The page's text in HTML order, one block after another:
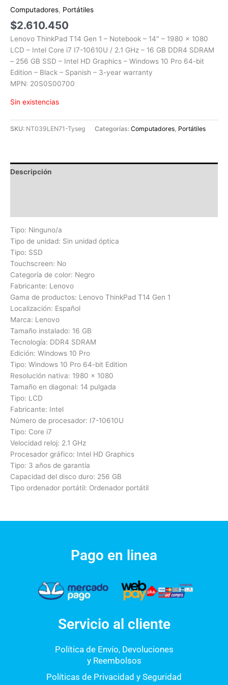
Computadores, Portátiles
$2.610.450
Lenovo ThinkPad T14 Gen 1 – Notebook – 14″ – 1980 x 1080
LCD – Intel Core i7 I7-10610U / 2.1 GHz – 16 GB DDR4 SDRAM
– 256 GB SSD – Intel HD Graphics – Windows 10 Pro 64-bit
Edition – Black – Spanish – 3-year warranty
MPN: 20S0S00700
Sin existencias
SKU: NT039LEN71-Tyseg Categorías: Computadores, Portátiles
Descripción
Tipo: Ninguno/a
Tipo de unidad: Sin unidad óptica
Tipo: SSD
Touchscreen: No
Categoría de color: Negro
Fabricante: Lenovo
Gama de productos: Lenovo ThinkPad T14 Gen 1
Localización: Español
Marca: Lenovo
Tamaño instalado: 16 GB
Tecnología: DDR4 SDRAM
Edición: Windows 10 Pro
Tipo: Windows 10 Pro 64-bit Edition
Resolución nativa: 1980 x 1080
Tamaño en diagonal: 14 pulgada
Tipo: LCD
Fabricante: Intel
Número de procesador: I7-10610U
Tipo: Core i7
Velocidad reloj: 2.1 GHz
Procesador gráfico: Intel HD Graphics
Tipo: 3 años de garantía
Capacidad del disco duro: 256 GB
Tipo ordenador portátil: Ordenador portátil
Pago en linea
Servicio al cliente
Política de Envío, Devoluciones
y Reembolsos
Políticas de Privacidad y Seguridad